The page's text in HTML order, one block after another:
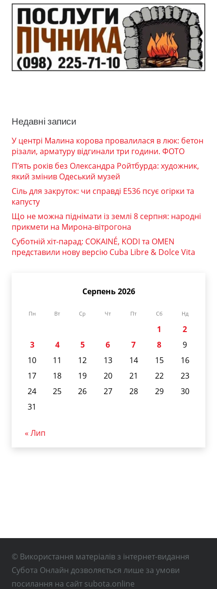
Недавні записи
У центрі Малина корова провалилася в люк: бетон
різали, арматуру відгинали три години. ФОТО
П’ять років без Олександра Ройтбурда: художник,
який змінив Одеський музей
Сіль для закруток: чи справді Е536 псує огірки та
капусту
Що не можна піднімати із землі 8 серпня: народні
прикмети на Мирона-вітрогона
Суботній хіт-парад: COKAINÉ, KODI та OMEN
представили нову версію Cuba Libre & Dolce Vita
Серпень 2026
Пн Вт Ср Чт Пт Сб Нд
1
2
3
4 5 6 7 8
9
10
11 12 13 14 15
16
17
18 19 20 21 22
23
24
25 26 27 28 29
30
31
« Лип
© Використання матеріалів з інтернет-видання
Субота Онлайн дозволяється лише за умови
посилання на сайт subota.online